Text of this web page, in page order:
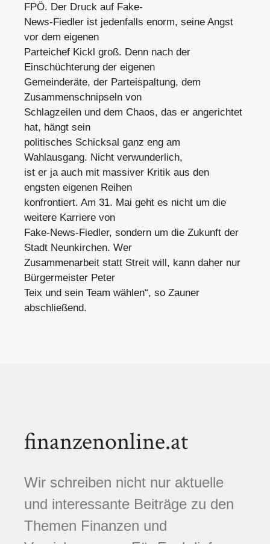
FPÖ. Der Druck auf Fake-
News-Fiedler ist jedenfalls enorm, seine Angst
vor dem eigenen
Parteichef Kickl groß. Denn nach der
Einschüchterung der eigenen
Gemeinderäte, der Parteispaltung, dem
Zusammenschnipseln von
Schlagzeilen und dem Chaos, das er angerichtet
hat, hängt sein
politisches Schicksal ganz eng am
Wahlausgang. Nicht verwunderlich,
ist er ja auch mit massiver Kritik aus den
engsten eigenen Reihen
konfrontiert. Am 31. Mai geht es nicht um die
weitere Karriere von
Fake-News-Fiedler, sondern um die Zukunft der
Stadt Neunkirchen. Wer
Zusammenarbeit statt Streit will, kann daher nur
Bürgermeister Peter
Teix und sein Team wählen“, so Zauner
abschließend.
finanzenonline.at
Wir schreiben nicht nur aktuelle
und interessante Beiträge zu den
Themen Finanzen und